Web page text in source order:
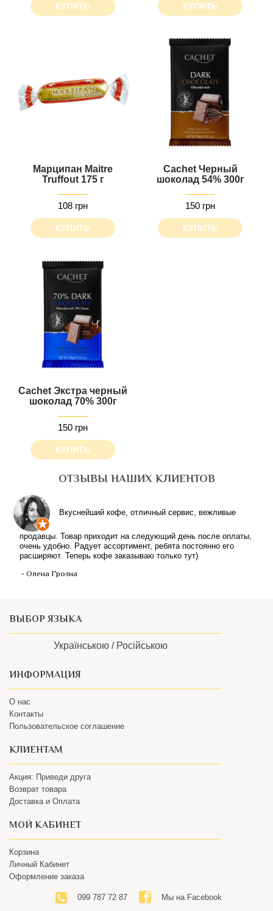
КУПИТЬ КУПИТЬ
Марципан Maitre
Truffout 175 г
108 грн
КУПИТЬ
Cachet Черный
шоколад 54% 300г
150 грн
КУПИТЬ
Cachet Экстра черный
шоколад 70% 300г
150 грн
КУПИТЬ
ОТЗЫВЫ НАШИХ КЛИЕНТОВ
Вкуснейший кофе, отличный сервис, вежливые
продавцы. Товар приходит на следующий день после оплаты,
очень удобно. Радует ассортимент, ребята постоянно его
расширяют. Теперь кофе заказываю только тут)
- Олена Грозна
КЛИЕНТАМ
Доставка и Оплата
МОЙ КАБИНЕТ
Оформление заказа
099 787 72 87
Наш Instagram